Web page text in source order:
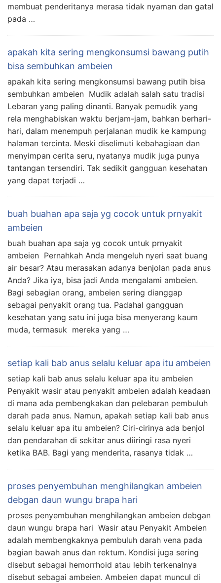
membuat penderitanya merasa tidak nyaman dan gatal
pada …
apakah kita sering mengkonsumsi bawang putih
bisa sembuhkan ambeien
apakah kita sering mengkonsumsi bawang putih bisa
sembuhkan ambeien Mudik adalah salah satu tradisi
Lebaran yang paling dinanti. Banyak pemudik yang
rela menghabiskan waktu berjam-jam, bahkan berhari-
hari, dalam menempuh perjalanan mudik ke kampung
halaman tercinta. Meski diselimuti kebahagiaan dan
menyimpan cerita seru, nyatanya mudik juga punya
tantangan tersendiri. Tak sedikit gangguan kesehatan
yang dapat terjadi …
buah buahan apa saja yg cocok untuk prnyakit
ambeien
buah buahan apa saja yg cocok untuk prnyakit
ambeien Pernahkah Anda mengeluh nyeri saat buang
air besar? Atau merasakan adanya benjolan pada anus
Anda? Jika iya, bisa jadi Anda mengalami ambeien.
Bagi sebagian orang, ambeien sering dianggap
sebagai penyakit orang tua. Padahal gangguan
kesehatan yang satu ini juga bisa menyerang kaum
muda, termasuk mereka yang …
setiap kali bab anus selalu keluar apa itu ambeien
setiap kali bab anus selalu keluar apa itu ambeien
Penyakit wasir atau penyakit ambeien adalah keadaan
di mana ada pembengkakan dan pelebaran pembuluh
darah pada anus. Namun, apakah setiap kali bab anus
selalu keluar apa itu ambeien? Ciri-cirinya ada benjol
dan pendarahan di sekitar anus diiringi rasa nyeri
ketika BAB. Bagi yang menderita, rasanya tidak …
proses penyembuhan menghilangkan ambeien
debgan daun wungu brapa hari
proses penyembuhan menghilangkan ambeien debgan
daun wungu brapa hari Wasir atau Penyakit Ambeien
adalah membengkaknya pembuluh darah vena pada
bagian bawah anus dan rektum. Kondisi juga sering
disebut sebagai hemorrhoid atau lebih terkenalnya
disebut sebagai ambeien. Ambeien dapat muncul di